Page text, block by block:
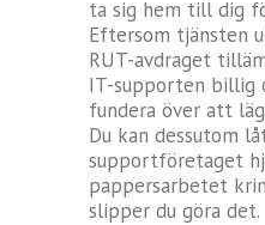
ta sig hem till dig
Eftersom tjänsten
RUT-avdraget
IT-supporten billig
fundera över att
Du kan dessutom
supportföretaget
pappersarbetet
slipper du göra det.